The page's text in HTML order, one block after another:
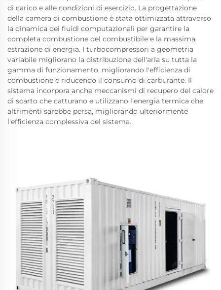
di carico e alle condizioni di esercizio. La progettazione
della camera di combustione è stata ottimizzata attraverso
la dinamica dei fluidi computazionali per garantire la
completa combustione del combustibile e la massima
estrazione di energia. I turbocompressori a geometria
variabile migliorano la distribuzione dell'aria su tutta la
gamma di funzionamento, migliorando l'efficienza di
combustione e riducendo il consumo di carburante. Il
sistema incorpora anche meccanismi di recupero del calore
di scarto che catturano e utilizzano l'energia termica che
altrimenti sarebbe persa, migliorando ulteriormente
l'efficienza complessiva del sistema.